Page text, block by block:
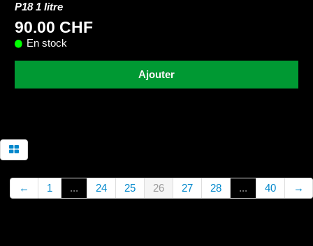
P18 1 litre
90.00 CHF
En stock
Ajouter
← 1 ... 24 25 26 27 28 ... 40 →